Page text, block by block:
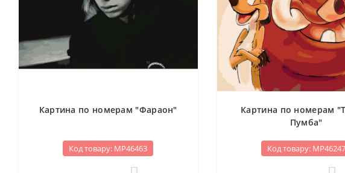
Картина по номерам "Фараон"
Код товару: МР46463
Картина по номерам
Пумба"
Код товару: МР46247